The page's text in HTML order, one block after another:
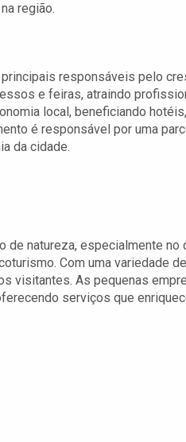
região.
responsáveis pelo
e feiras, atraindo
local, beneficiando
é responsável por uma
da cidade.
natureza, especialmente no
Com uma variedade
visitantes. As pequenas
serviços que